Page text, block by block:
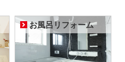
お風呂リフォーム